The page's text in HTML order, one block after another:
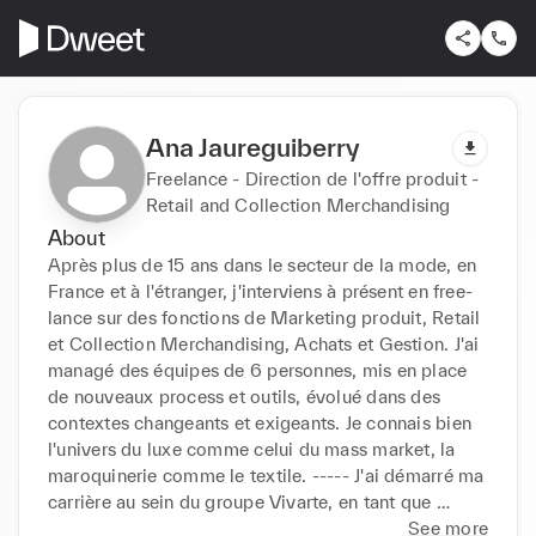
Ana Jaureguiberry
Freelance - Direction de l'offre produit -
Retail and Collection Merchandising
About
Après plus de 15 ans dans le secteur de la mode, en
France et à l'étranger, j'interviens à présent en free-
lance sur des fonctions de Marketing produit, Retail
et Collection Merchandising, Achats et Gestion. J'ai
managé des équipes de 6 personnes, mis en place
de nouveaux process et outils, évolué dans des
contextes changeants et exigeants. Je connais bien
l'univers du luxe comme celui du mass market, la
maroquinerie comme le textile. ----- J'ai démarré ma
carrière au sein du groupe Vivarte, en tant que
Gestionnaire de collection puis Responsable See more